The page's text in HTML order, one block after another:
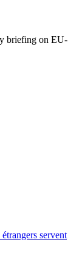
briefing on EU-
servent